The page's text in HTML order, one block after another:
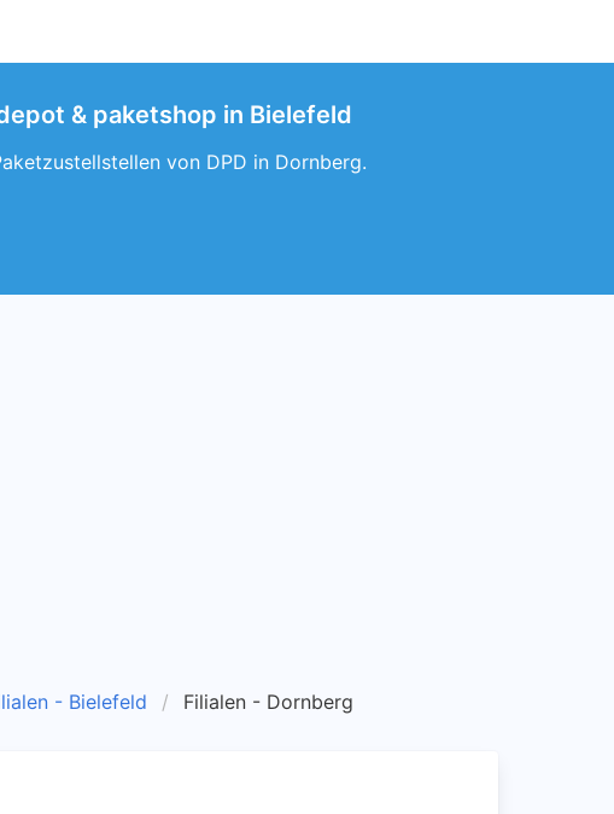
& paketshop in Bielefeld
von DPD in Dornberg.
- Bielefeld Filialen - Dornberg